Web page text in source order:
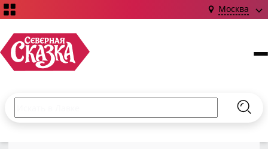
Москва
Введите текст и нажмите кнопку «Найти», чтобы